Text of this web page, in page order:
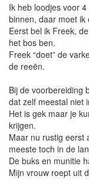
Ik heb loodjes voor
binnen, daar moet ik
Eerst bel ik Freek,
het bos ben.
Freek “doet” de
de reeën.
Bij de voorbereiding
dat zelf meestal niet
Het is gek maar je
krijgen.
Maar nu rustig eerst
meeste toch in de
De buks en munitie
Mijn vrouw roept uit